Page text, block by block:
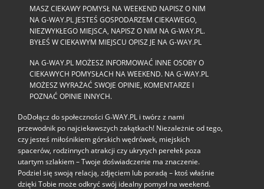
MASZ CIEKAWY POMYSŁ NA WEEKEND NAPISZ O NIM
NA G-WAY.PL JESTEŚ GOSPODARZEM CIEKAWEGO,
NIEZWYKŁEGO MIEJSCA, NAPISZ O NIM NA G-WAY.PL.
BYŁEŚ W CIEKAWYM MIEJSCU OPISZ JE NA G-WAY.PL
NA G-WAY.PL MOŻESZ INFORMOWAĆ INNE OSOBY O
CIEKAWYCH POMYSŁACH NA WEEKEND. NA G-WAY.PL
MOŻESZ WYRAŻAĆ SWOJE OPINIE, KOMENTARZE I
POZNAĆ OPINIE INNYCH.
DoDołącz do społeczności G‑WAY.PL i twórz z nami
przewodnik po najciekawszych zakątkach! Niezależnie od tego,
czy jesteś miłośnikiem górskich wędrówek, miejskich
spacerów, rodzinnych atrakcji czy ukrytych perełek poza
utartym szlakiem – Twoje doświadczenie ma znaczenie.
Podziel się swoją relacją, zdjęciem lub poradą – ktoś właśnie
dzięki Tobie może odkryć swój idealny pomysł na weekend.